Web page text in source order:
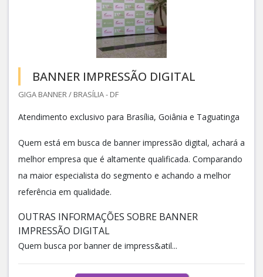
BANNER IMPRESSÃO DIGITAL
GIGA BANNER / BRASÍLIA - DF
Atendimento exclusivo para Brasília, Goiânia e Taguatinga
Quem está em busca de banner impressão digital, achará a
melhor empresa que é altamente qualificada. Comparando
na maior especialista do segmento e achando a melhor
referência em qualidade.
OUTRAS INFORMAÇÕES SOBRE BANNER
IMPRESSÃO DIGITAL
Quem busca por banner de impress&atil...